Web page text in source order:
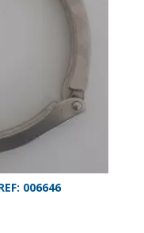
006646